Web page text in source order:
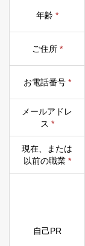
年齢*
ご住所*
お電話番号*
メールアドレ
ス *
現在、または
以前の職業*
自己PR